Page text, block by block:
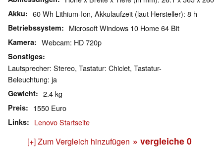
Akku 60 Wh Lithium-Ion, Akkulaufzeit (laut Hersteller): 8 h
Betriebssystem Microsoft Windows 10 Home 64 Bit
Kamera Webcam: HD 720p
Sonstiges
Lautsprecher: Stereo, Tastatur: Chiclet, Tastatur-
Beleuchtung: ja
Gewicht 2.4 kg
Preis 1550 Euro
Links Lenovo Startseite
[+] Zum Vergleich hinzufügen » vergleiche 0